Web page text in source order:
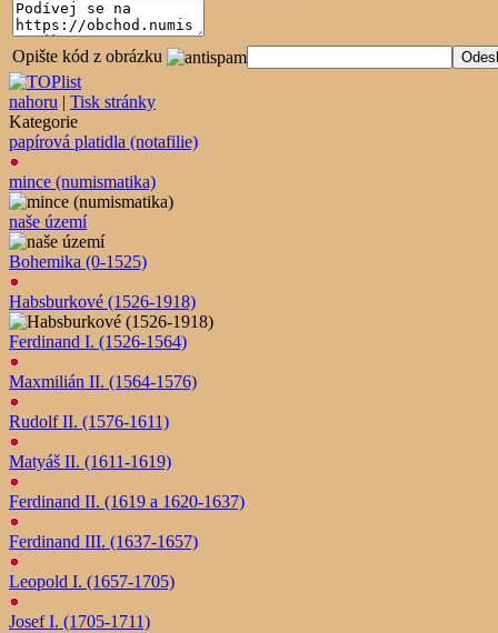
Opište kód z obrázku
nahoru | Tisk stránky
Kategorie
papírová platidla (notafilie)
mince (numismatika)
naše území
Bohemika (0-1525)
Habsburkové (1526-1918)
Ferdinand I. (1526-1564)
Maxmilián II. (1564-1576)
Rudolf II. (1576-1611)
Matyáš II. (1611-1619)
Ferdinand II. (1619 a 1620-1637)
Ferdinand III. (1637-1657)
Leopold I. (1657-1705)
Josef I. (1705-1711)